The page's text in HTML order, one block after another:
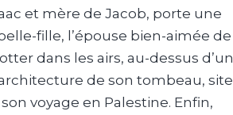
et mère de Jacob, porte une
fille, l’épouse bien-aimée de
dans les airs, au-dessus d’un
de son tombeau, site
voyage en Palestine. Enfin,